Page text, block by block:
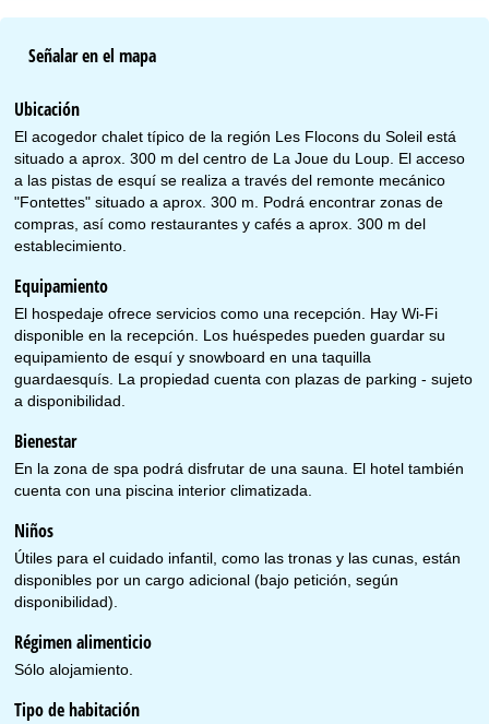
Señalar en el mapa
Ubicación
El acogedor chalet típico de la región Les Flocons du Soleil está
situado a aprox. 300 m del centro de La Joue du Loup. El acceso
a las pistas de esquí se realiza a través del remonte mecánico
"Fontettes" situado a aprox. 300 m. Podrá encontrar zonas de
compras, así como restaurantes y cafés a aprox. 300 m del
establecimiento.
Equipamiento
El hospedaje ofrece servicios como una recepción. Hay Wi-Fi
disponible en la recepción. Los huéspedes pueden guardar su
equipamiento de esquí y snowboard en una taquilla
guardaesquís. La propiedad cuenta con plazas de parking - sujeto
a disponibilidad.
Bienestar
En la zona de spa podrá disfrutar de una sauna. El hotel también
cuenta con una piscina interior climatizada.
Niños
Útiles para el cuidado infantil, como las tronas y las cunas, están
disponibles por un cargo adicional (bajo petición, según
disponibilidad).
Régimen alimenticio
Sólo alojamiento.
Tipo de habitación